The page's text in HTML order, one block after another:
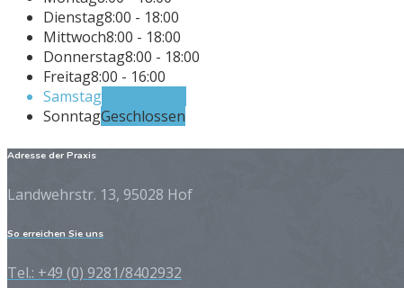
Dienstag8:00 - 18:00
Mittwoch8:00 - 18:00
Donnerstag8:00 - 18:00
Freitag8:00 - 16:00
Samstag
SonntagGeschlossen
Adresse der Praxis
Landwehrstr. 13, 95028 Hof
So erreichen Sie uns
Tel.: +49 (0) 9281/8402932